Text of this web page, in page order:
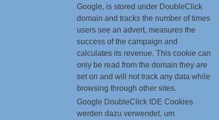
Google, is stored under DoubleClick
domain and tracks the number of times
users see an advert, measures the
success of the campaign and
calculates its revenue. This cookie can
only be read from the domain they are
set on and will not track any data while
browsing through other sites.
Google DoubleClick IDE Cookies
werden dazu verwendet, um